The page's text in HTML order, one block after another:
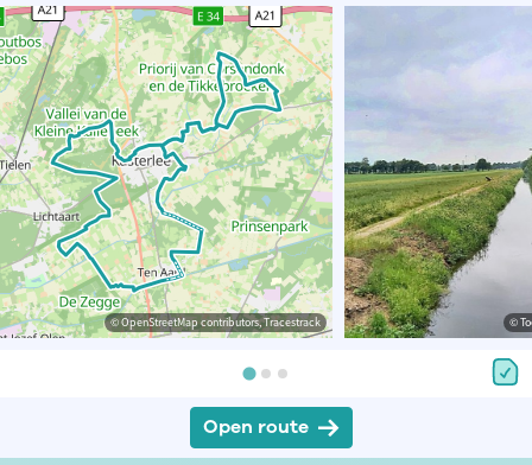
© OpenStreetMap contributors, Tracestrack ©
Open route